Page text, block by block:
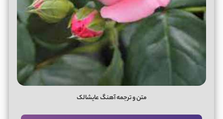
متن و ترجمه آهنگ عایشالک